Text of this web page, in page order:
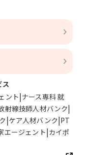
ス
ント ナース専科 就
射線技師人材バンク
ケア人材バンク PT
エージェント カイポ